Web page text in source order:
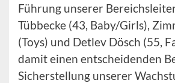
Führung unserer
Tübbecke (43, Baby/Girls),
(Toys) und Detlev Dösch (55,
damit einen entscheidenden
Sicherstellung unserer